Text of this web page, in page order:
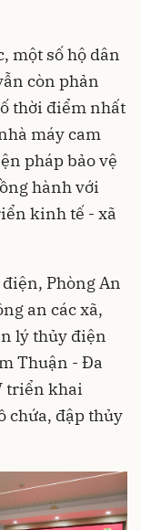
một số hộ dân
còn phản
thời điểm nhất
máy cam
pháp bảo vệ
hành với
kinh tế - xã
Phòng An
an các xã,
lý thủy điện
Thuận - Đa
triển khai
chứa, đập thủy